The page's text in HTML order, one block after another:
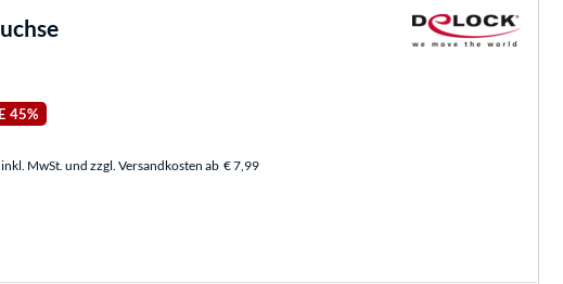
45%
inkl. MwSt. und zzgl. Versandkosten ab € 7,99